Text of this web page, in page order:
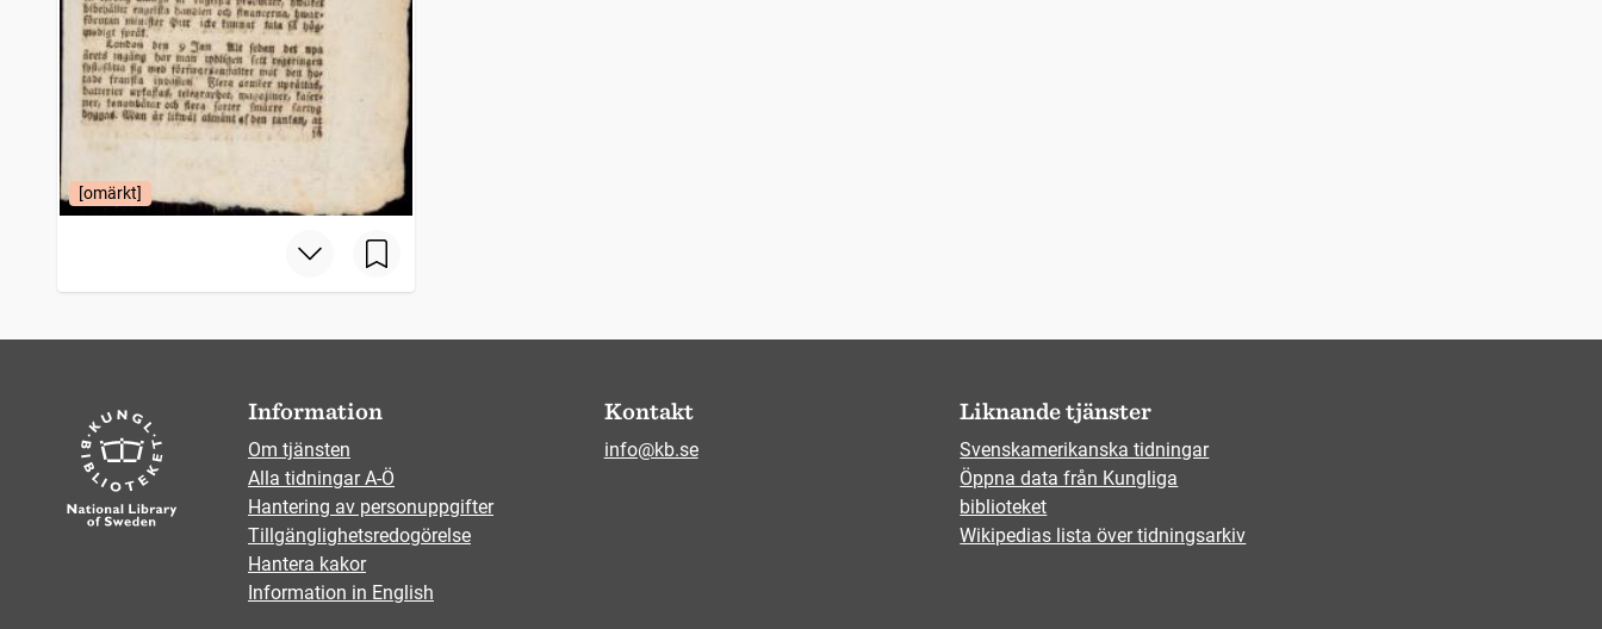
[omärkt]
Information
Om tjänsten
Alla tidningar A-Ö
Hantering av personuppgifter
Tillgänglighetsredogörelse
Hantera kakor
Information in English
Kontakt
info@kb.se
Liknande tjänster
Svenskamerikanska tidningar
Öppna data från Kungliga
biblioteket
Wikipedias lista över tidningsarkiv